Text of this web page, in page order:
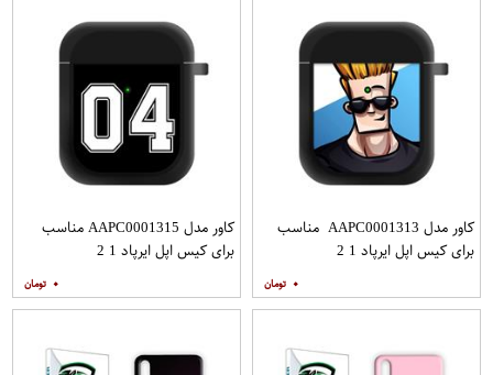
کاور مدل AAPC0001313 مناسب
برای کیس اپل ایرپاد 1 2
۰
کاور مدل AAPC0001315 مناسب
برای کیس اپل ایرپاد 1 2
۰